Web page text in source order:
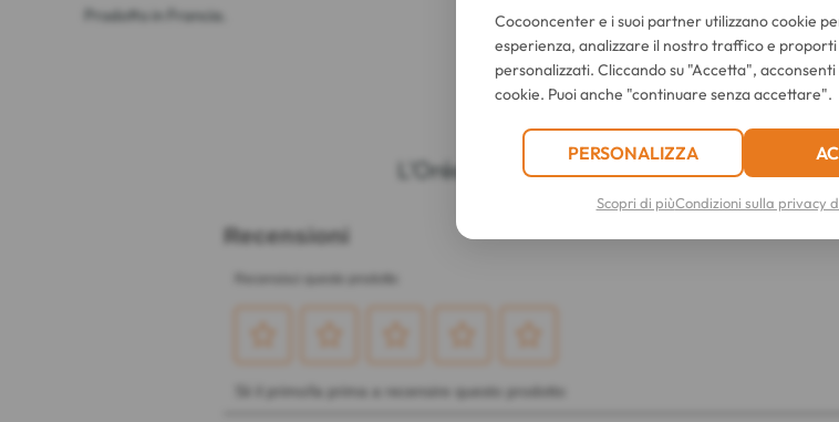
Prodotto in Francia.
LE ULTIME RECENSIONI SU
L'Oréal Paris Elseve Hyaluron Repulp
Cocooncenter e i suoi partner utilizzano cookie
esperienza, analizzare il nostro traffico e
personalizzati. Cliccando su "Accetta",
cookie. Puoi anche "continuare senza accettare".
PERSONALIZZA
Scopri di piùCondizioni sulla privacy